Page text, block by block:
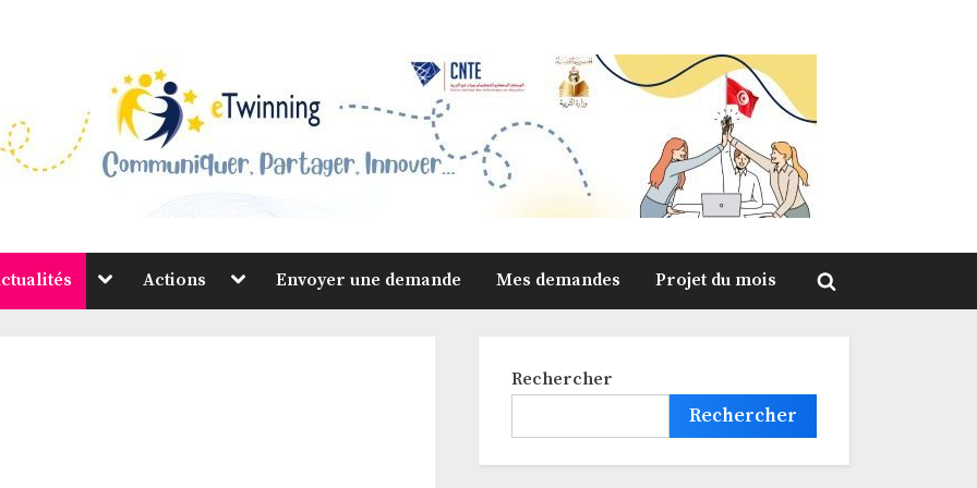
Toggle
menu
Actions Toggle
menu
Envoyer une demande Mes demandes Projet du mois
Toggle
Rechercher
Rechercher